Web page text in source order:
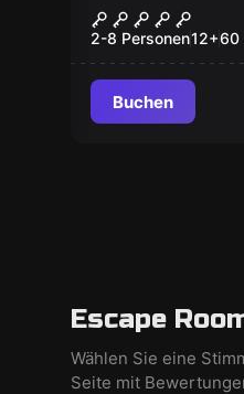
Pilger Zimmer
2-8 Personen12+60
Buchen
Escape
Wählen Sie eine
Seite mit